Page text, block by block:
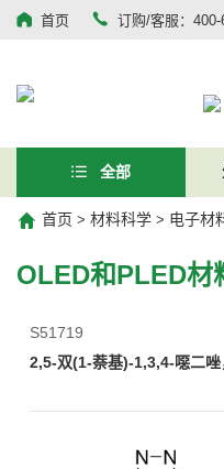
首页 订购/客服：400-
全部
首页 > 材料科学 > 电子材
OLED和PLED材
S51719
2,5-双(1-萘基)-1,3,4-噁二唑